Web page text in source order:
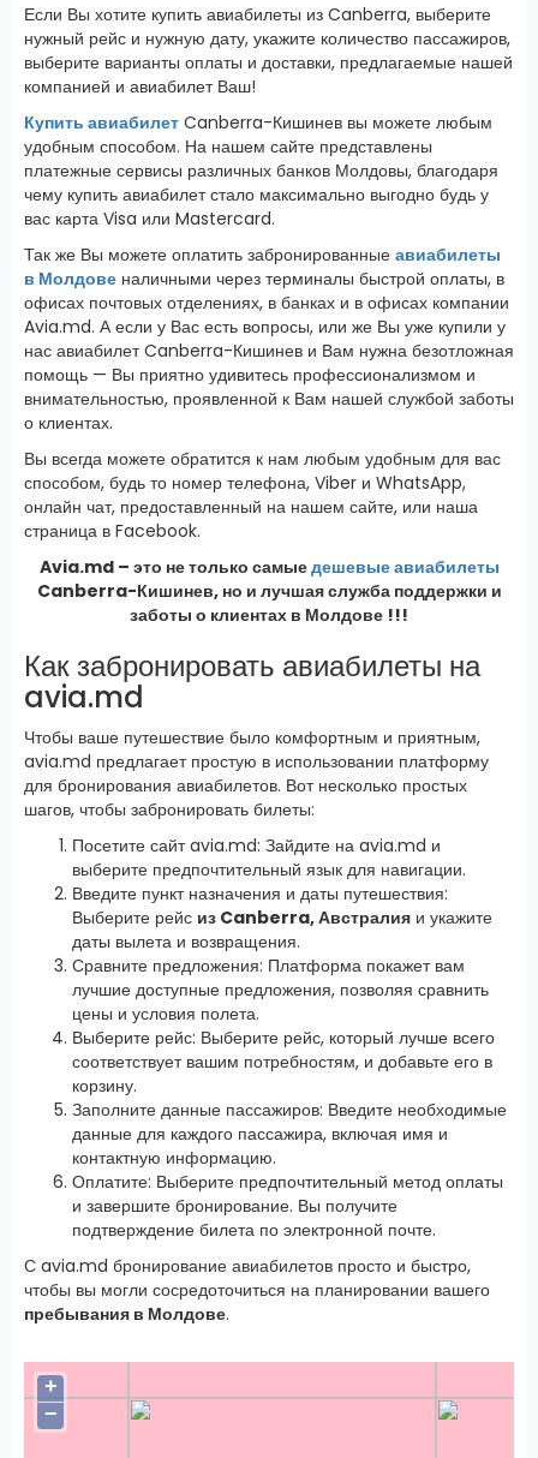
Если Вы хотите купить авиабилеты из Canberra, выберите
нужный рейс и нужную дату, укажите количество пассажиров,
выберите варианты оплаты и доставки, предлагаемые нашей
компанией и авиабилет Ваш!
Купить авиабилет Canberra-Кишинев вы можете любым
удобным способом. На нашем сайте представлены
платежные сервисы различных банков Молдовы, благодаря
чему купить авиабилет стало максимально выгодно будь у
вас карта Visa или Mastercard.
Так же Вы можете оплатить забронированные авиабилеты
в Молдове наличными через терминалы быстрой оплаты, в
офисах почтовых отделениях, в банках и в офисах компании
Avia.md. А если у Вас есть вопросы, или же Вы уже купили у
нас авиабилет Canberra-Кишинев и Вам нужна безотложная
помощь — Вы приятно удивитесь профессионализмом и
внимательностью, проявленной к Вам нашей службой заботы
о клиентах.
Вы всегда можете обратится к нам любым удобным для вас
способом, будь то номер телефона, Viber и WhatsApp,
онлайн чат, предоставленный на нашем сайте, или наша
страница в Facebook.
Avia.md – это не только самыедешевые авиабилеты
Canberra-Кишинев, но и лучшая служба поддержки и
заботы о клиентах в Молдове !!!
Как забронировать авиабилеты на
avia.md
Чтобы ваше путешествие было комфортным и приятным,
avia.md предлагает простую в использовании платформу
для бронирования авиабилетов. Вот несколько простых
шагов, чтобы забронировать билеты:
Посетите сайт avia.md: Зайдите на avia.md и
выберите предпочтительный язык для навигации.
Введите пункт назначения и даты путешествия:
Выберите рейс из Canberra, Австралия и укажите
даты вылета и возвращения.
Сравните предложения: Платформа покажет вам
лучшие доступные предложения, позволяя сравнить
цены и условия полета.
Выберите рейс: Выберите рейс, который лучше всего
соответствует вашим потребностям, и добавьте его в
корзину.
Заполните данные пассажиров: Введите необходимые
данные для каждого пассажира, включая имя и
контактную информацию.
Оплатите: Выберите предпочтительный метод оплаты
и завершите бронирование. Вы получите
подтверждение билета по электронной почте.
С avia.md бронирование авиабилетов просто и быстро,
чтобы вы могли сосредоточиться на планировании вашего
пребывания в Молдове.
+
−